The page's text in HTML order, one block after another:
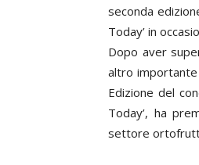
seconda
Today’ in
Dopo aver
altro importante
Edizione del
Today’, ha
settore